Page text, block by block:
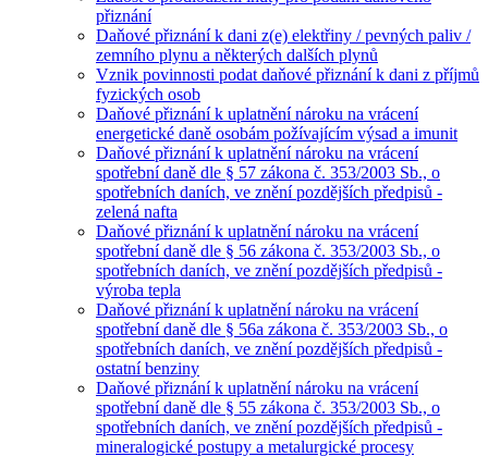
přiznání
Daňové přiznání k dani z(e) elektřiny / pevných paliv /
zemního plynu a některých dalších plynů
Vznik povinnosti podat daňové přiznání k dani z příjmů
fyzických osob
Daňové přiznání k uplatnění nároku na vrácení
energetické daně osobám požívajícím výsad a imunit
Daňové přiznání k uplatnění nároku na vrácení
spotřební daně dle § 57 zákona č. 353/2003 Sb., o
spotřebních daních, ve znění pozdějších předpisů -
zelená nafta
Daňové přiznání k uplatnění nároku na vrácení
spotřební daně dle § 56 zákona č. 353/2003 Sb., o
spotřebních daních, ve znění pozdějších předpisů -
výroba tepla
Daňové přiznání k uplatnění nároku na vrácení
spotřební daně dle § 56a zákona č. 353/2003 Sb., o
spotřebních daních, ve znění pozdějších předpisů -
ostatní benziny
Daňové přiznání k uplatnění nároku na vrácení
spotřební daně dle § 55 zákona č. 353/2003 Sb., o
spotřebních daních, ve znění pozdějších předpisů -
mineralogické postupy a metalurgické procesy